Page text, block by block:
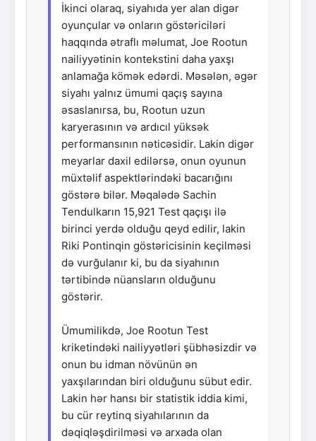
İkinci olaraq, siyahıda yer alan digər
oyunçular və onların göstəriciləri
haqqında ətraflı məlumat, Joe Rootun
nailiyyətinin kontekstini daha yaxşı
anlamağa kömək edərdi. Məsələn, əgər
siyahı yalnız ümumi qaçış sayına
əsaslanırsa, bu, Rootun uzun
karyerasının və ardıcıl yüksək
performansının nəticəsidir. Lakin digər
meyarlar daxil edilərsə, onun oyunun
müxtəlif aspektlərindəki bacarığını
göstərə bilər. Məqalədə Sachin
Tendulkarın 15,921 Test qaçışı ilə
birinci yerdə olduğu qeyd edilir, lakin
Riki Pontinqin göstəricisinin keçilməsi
də vurğulanır ki, bu da siyahının
tərtibində nüansların olduğunu
göstərir.
Ümumilikdə, Joe Rootun Test
kriketindəki nailiyyətləri şübhəsizdir və
onun bu idman növünün ən
yaxşılarından biri olduğunu sübut edir.
Lakin hər hansı bir statistik iddia kimi,
bu cür reytinq siyahılarının da
dəqiqləşdirilməsi və arxada olan